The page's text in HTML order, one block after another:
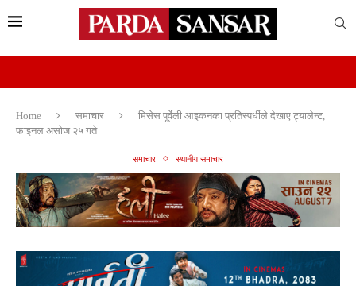
Home समाचार
मिसेस पूर्वेली आइकनका प्रतिस्पर्धीले देखाए ट्यालेन्ट,
फाइनल असोज २५ गते
समाचार स्थानीय समाचार